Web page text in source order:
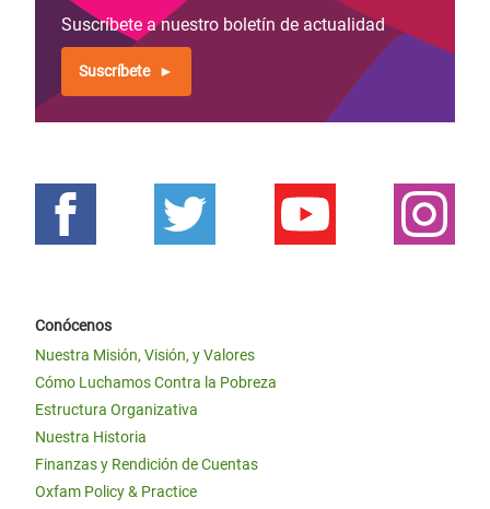
Suscríbete a nuestro boletín de actualidad
Suscríbete
Conócenos
Nuestra Misión, Visión, y Valores
Cómo Luchamos Contra la Pobreza
Estructura Organizativa
Nuestra Historia
Finanzas y Rendición de Cuentas
Oxfam Policy & Practice